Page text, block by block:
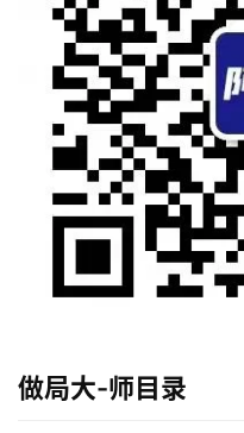
做局大-师目录